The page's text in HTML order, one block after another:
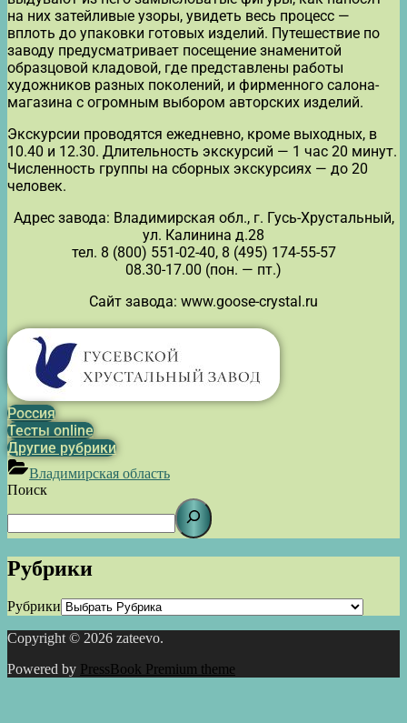
на них затейливые узоры, увидеть весь процесс —
вплоть до упаковки готовых изделий. Путешествие по
заводу предусматривает посещение знаменитой
образцовой кладовой, где представлены работы
художников разных поколений, и фирменного салона-
магазина с огромным выбором авторских изделий.
Экскурсии проводятся ежедневно, кроме выходных, в
10.40 и 12.30. Длительность экскурсий — 1 час 20 минут.
Численность группы на сборных экскурсиях — до 20
человек.
Адрес завода: Владимирская обл., г. Гусь-Хрустальный,
ул. Калинина д.28
тел. 8 (800) 551-02-40, 8 (495) 174-55-57
08.30-17.00 (пон. — пт.)
Сайт завода: www.goose-crystal.ru
Россия
Тесты online
Другие рубрики
Владимирская область
Поиск
Рубрики
Рубрики
Copyright © 2026 zateevo.
Powered by PressBook Premium theme